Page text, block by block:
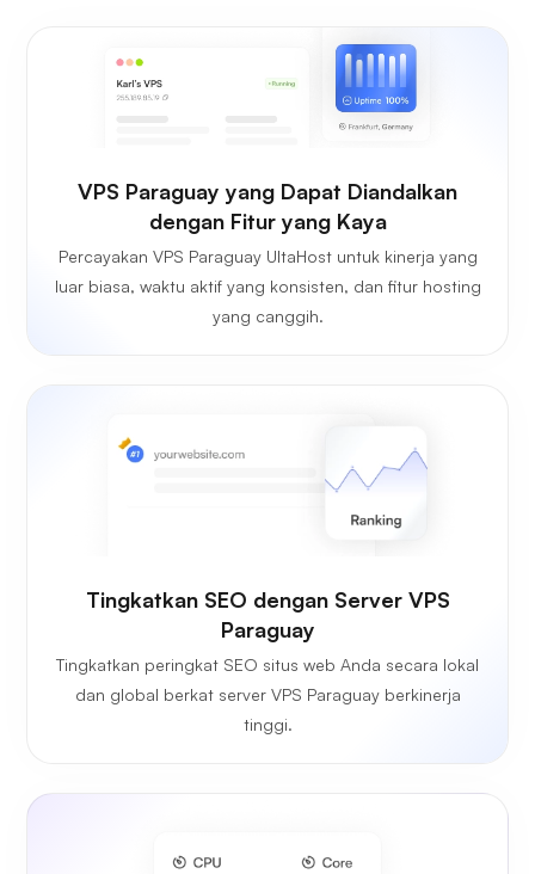
VPS Paraguay yang Dapat Diandalkan
dengan Fitur yang Kaya
Percayakan VPS Paraguay UltaHost untuk kinerja yang
luar biasa, waktu aktif yang konsisten, dan fitur hosting
yang canggih.
Tingkatkan SEO dengan Server VPS
Paraguay
Tingkatkan peringkat SEO situs web Anda secara lokal
dan global berkat server VPS Paraguay berkinerja
tinggi.